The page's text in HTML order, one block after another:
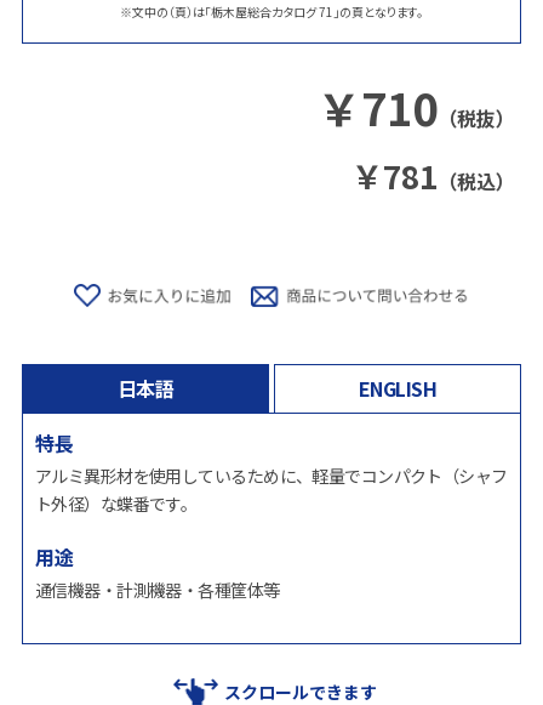
※文中の（頁）は「栃木屋総合カタログ 71」の頁となります。
￥710 （税抜）
￥781 （税込）
日本語
ENGLISH
特長
アルミ異形材を使用しているために、軽量でコンパクト（シャフ
ト外径）な蝶番です。
用途
通信機器・計測機器・各種筐体等
スクロールできます